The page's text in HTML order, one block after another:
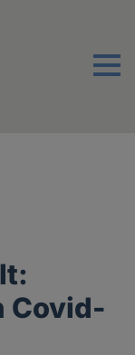
Menu
Covid-